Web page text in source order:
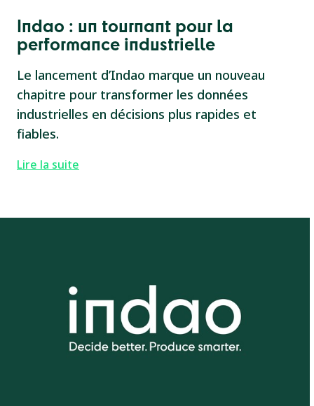
Indao : un tournant pour la
performance industrielle
Le lancement d’Indao marque un nouveau
chapitre pour transformer les données
industrielles en décisions plus rapides et
fiables.
Lire la suite